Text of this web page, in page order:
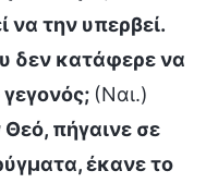
να την υπερβεί.
δεν κατάφερε να
(Ναι.)
πήγαινε σε
έκανε το